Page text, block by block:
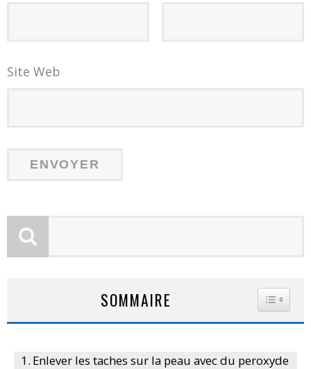
Site Web
SOMMAIRE
Enlever les taches sur la peau avec du peroxyde